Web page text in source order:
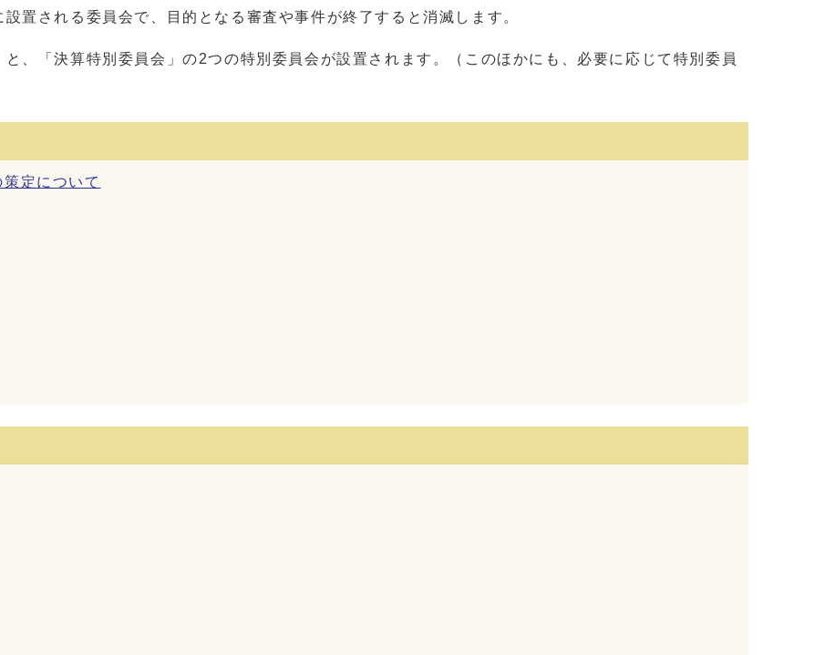
置される委員会で、目的となる審査や事件が終了すると消滅します。
、「決算特別委員会」の2つの特別委員会が設置されます。（このほかにも、必要に応じて特別委員
定について